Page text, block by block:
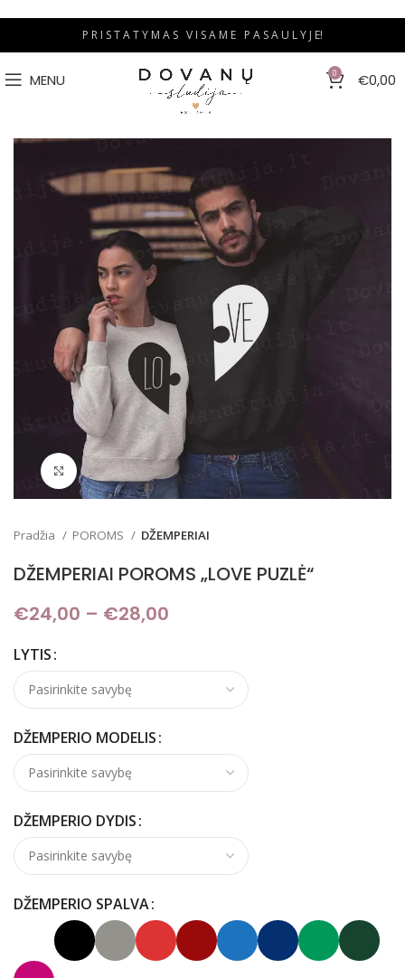
P R I S T A T Y M A S V I S A M E P A S A U L Y J E!
MENU 0 €0,00
Padidinti
Pradžia POROMS DŽEMPERIAI
DŽEMPERIAI POROMS „LOVE PUZLĖ“
€24,00 – €28,00
LYTIS
DŽEMPERIO MODELIS
DŽEMPERIO DYDIS
DŽEMPERIO SPALVA